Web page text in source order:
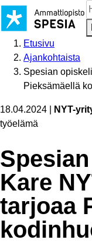
Siirry
sisältöön
Etusivu
Ajankohtaista
Spesian
Pieksämäellä
18.04.2024 NYT-
työelämä
Kare
tarjoaa